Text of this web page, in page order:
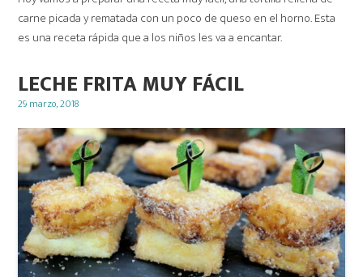
carne picada y rematada con un poco de queso en el horno. Esta
es una receta rápida que a los niños les va a encantar.
LECHE FRITA MUY FÁCIL
Posted
29 marzo, 2018